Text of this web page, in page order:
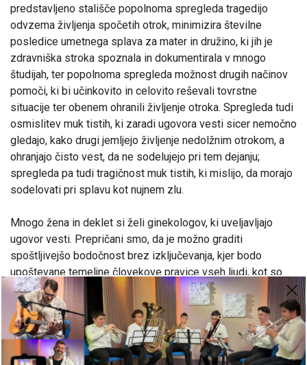
predstavljeno stališče popolnoma spregleda tragedijo
odvzema življenja spočetih otrok, minimizira številne
posledice umetnega splava za mater in družino, ki jih je
zdravniška stroka spoznala in dokumentirala v mnogo
študijah, ter popolnoma spregleda možnost drugih načinov
pomoči, ki bi učinkovito in celovito reševali tovrstne
situacije ter obenem ohranili življenje otroka. Spregleda tudi
osmislitev muk tistih, ki zaradi ugovora vesti sicer nemočno
gledajo, kako drugi jemljejo življenje nedolžnim otrokom, a
ohranjajo čisto vest, da ne sodelujejo pri tem dejanju;
spregleda pa tudi tragičnost muk tistih, ki mislijo, da morajo
sodelovati pri splavu kot nujnem zlu.
Mnogo žena in deklet si želi ginekologov, ki uveljavljajo
ugovor vesti. Prepričani smo, da je možno graditi
spoštljivejšo bodočnost brez izključevanja, kjer bodo
upoštevane temeljne človekove pravice vseh ljudi, kot so
pravica do življenja in pravica do življenja po vesti.
Prepričani smo, da s kreativno požrtvovalnostjo zmoremo
najti rešitve, ki ne ustvarjajo novih krivic in travm v družbi,
ampak blažijo stisko z rešitvami, ki omogočajo prihodnost
vsem.